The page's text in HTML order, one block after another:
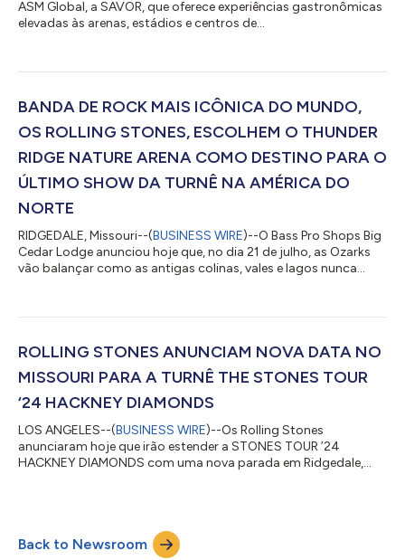
ASM Global, a SAVOR, que oferece experiências gastronômicas
elevadas às arenas, estádios e centros de
vencedores nacionais da rodada americana da única
hoteleiro. Thomas Mendel, chef do Hamel Winery, Jaclyn
mixologista do Fo...
BANDA DE ROCK MAIS ICÔNICA DO MUNDO,
OS ROLLING STONES, ESCOLHEM O THUNDER
RIDGE NATURE ARENA COMO DESTINO PARA O
ÚLTIMO SHOW DA TURNÊ NA AMÉRICA DO
NORTE
RIDGEDALE, Missouri--(BUSINESS WIRE)--O Bass Pro Shops Big
Cedar Lodge anunciou hoje que, no dia 21 de julho, as Ozarks
vão balançar como as antigas colinas, vales e lagos nunca
Arena para a última apresentação de sua última turnê norte-
memoráveis e aguardados de todos os tempos. É uma
combinação da maior banda de rock-and-roll do mundo...
ROLLING STONES ANUNCIAM NOVA DATA NO
MISSOURI PARA A TURNÊ THE STONES TOUR
‘24 HACKNEY DIAMONDS
LOS ANGELES--(BUSINESS WIRE)--Os Rolling Stones
anunciaram hoje que irão estender a STONES TOUR ’24
HACKNEY DIAMONDS com uma nova parada em Ridgedale,
ingressos, acesse www.rollingstones.com. Mick, Keith e Ronnie
começaram a tão esperada turnê em Houston, Texas, no mês
Back to Newsroom